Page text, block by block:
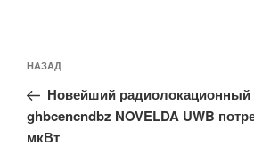
по
записям
Предыдущая
запись:
НАЗАД
Новейший радиолокационный
ghbcencndbz NOVELDA UWB
мкВт